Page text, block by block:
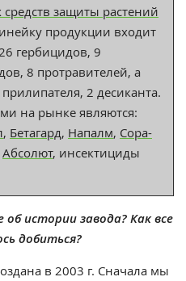
защиты растений
продукции входит
гербицидов, 9
8 протравителей, а
2 десиканта.
на рынке являются:
, Бетагард, Напалм, Сора-
Абсолют, инсектициды
истории завода? Как все
добиться?
в 2003 г. Сначала мы